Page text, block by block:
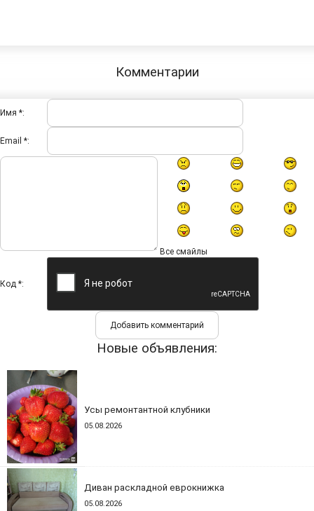
Комментарии
Имя *:
Email *:
Все смайлы
Код *:
Новые объявления:
Усы ремонтантной клубники
05.08.2026
Диван раскладной еврокнижка
05.08.2026